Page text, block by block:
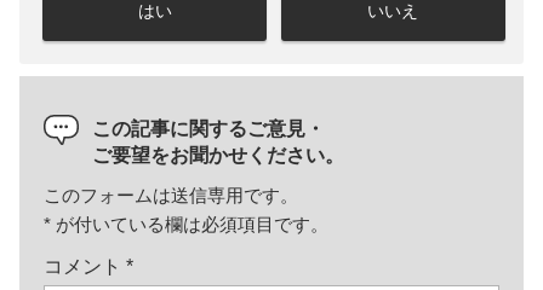
はい いいえ
この記事に関するご意見・
ご要望をお聞かせください。
このフォームは送信専用です。
* が付いている欄は必須項目です。
コメント *